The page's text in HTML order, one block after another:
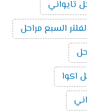
السبع مراحل